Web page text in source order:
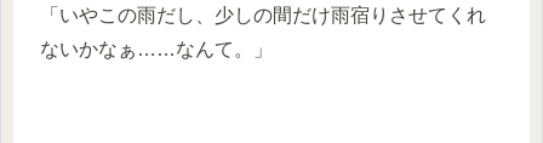
「いやこの雨だし、少しの間だけ雨宿りさせてくれ
ないかなぁ……なんて。」